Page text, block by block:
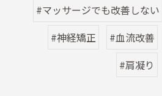
#マッサージでも改善しない
#神経矯正
#血流改善
#肩凝り